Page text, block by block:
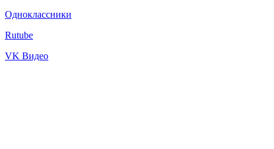
Одноклассники
Rutube
VK Видео